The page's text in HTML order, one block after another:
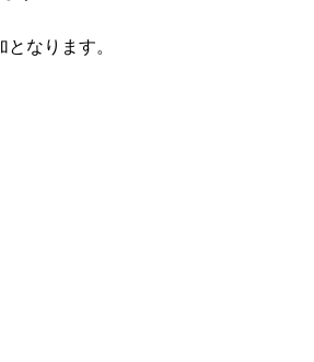
なります。